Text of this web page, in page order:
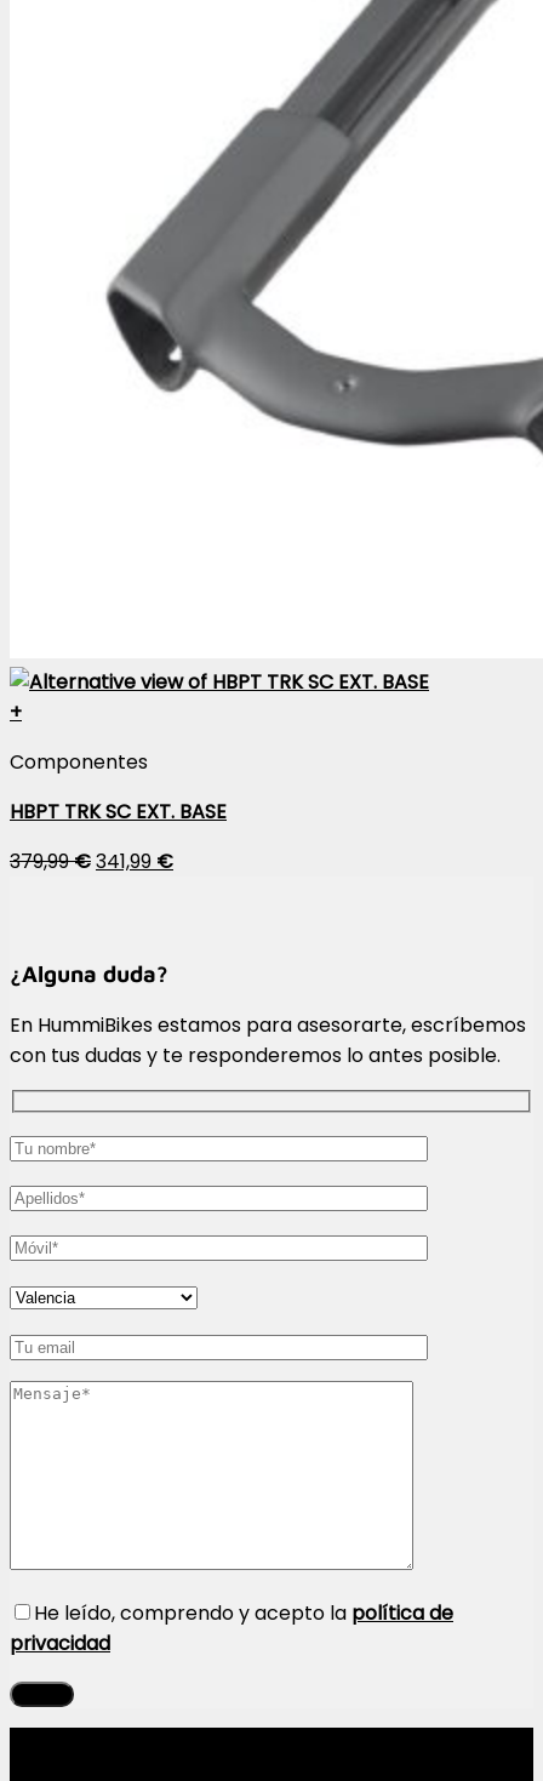
+
Componentes
HBPT TRK SC EXT. BASE
379,99€341,99 €
¿Alguna duda?
En HummiBikes estamos para asesorarte, escríbemos
con tus dudas y te responderemos lo antes posible.
He leído, comprendo y acepto la política de
privacidad